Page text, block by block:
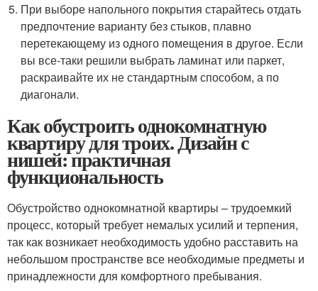
При выборе напольного покрытия старайтесь отдать
предпочтение варианту без стыков, плавно
перетекающему из одного помещения в другое. Если
вы все-таки решили выбрать ламинат или паркет,
раскраивайте их не стандартным способом, а по
диагонали.
Как обустроить однокомнатную
квартиру для троих. Дизайн с
нишей: практичная
функциональность
Обустройство однокомнатной квартиры – трудоемкий
процесс, который требует немалых усилий и терпения,
так как возникает необходимость удобно расставить на
небольшом пространстве все необходимые предметы и
принадлежности для комфортного пребывания.